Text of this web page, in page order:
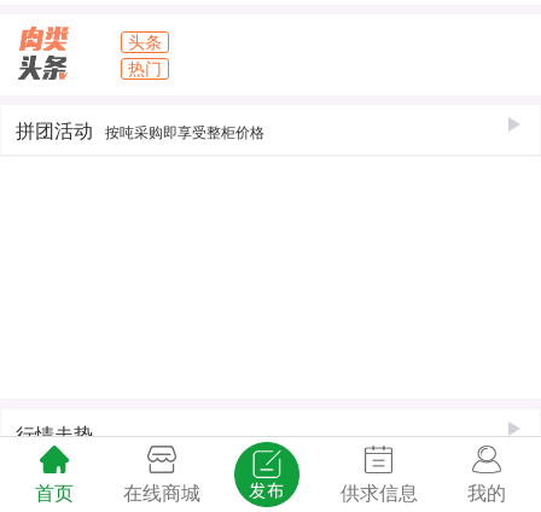
首页 在线商城 供求信息 我的
头条
热门
拼团活动 按吨采购即享受整柜价格
行情走势
商家店铺 供应信息